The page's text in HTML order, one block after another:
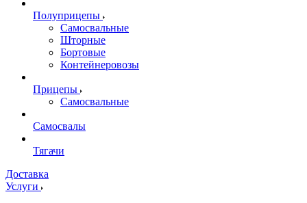
Полуприцепы
Самосвальные
Шторные
Бортовые
Контейнеровозы
Прицепы
Самосвальные
Самосвалы
Тягачи
Доставка
Услуги